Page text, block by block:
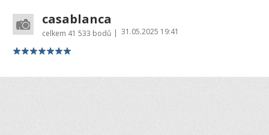
casablanca
celkem 41 533 bodů | 31.05.2025 19:41